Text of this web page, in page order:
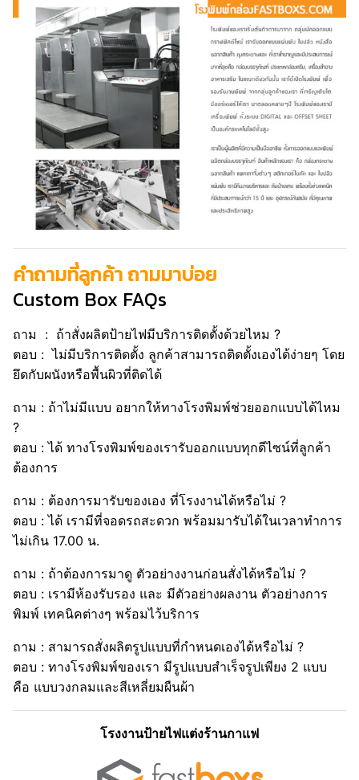
คำถามที่ลูกค้า ถามมาบ่อย
Custom Box FAQs
ถาม : ถ้าสั่งผลิตป้ายไฟมีบริการติดตั้งด้วยไหม ?
ตอบ : ไม่มีบริการติดตั้ง ลูกค้าสามารถติดตั้งเองได้ง่ายๆ โดย
ยึดกับผนังหรือพื้นผิวที่ติดได้
ถาม : ถ้าไม่มีแบบ อยากให้ทางโรงพิมพ์ช่วยออกแบบได้ไหม
?
ตอบ : ได้ ทางโรงพิมพ์ของเรารับออกแบบทุกดีไซน์ที่ลูกค้า
ต้องการ
ถาม : ต้องการมารับของเอง ที่โรงงานได้หรือไม่ ?
ตอบ : ได้ เรามีที่จอดรถสะดวก พร้อมมารับได้ในเวลาทำการ
ไม่เกิน 17.00 น.
ถาม : ถ้าต้องการมาดู ตัวอย่างงานก่อนสั่งได้หรือไม่ ?
ตอบ : เรามีห้องรับรอง และ มีตัวอย่างผลงาน ตัวอย่างการ
พิมพ์ เทคนิคต่างๆ พร้อมไว้บริการ
ถาม : สามารถสั่งผลิตรูปแบบที่กำหนดเองได้หรือไม่ ?
ตอบ : ทางโรงพิมพ์ของเรา มีรูปแบบสำเร็จรูปเพียง 2 แบบ
คือ แบบวงกลมและสีเหลี่ยมผืนผ้า
โรงงานป้ายไฟแต่งร้านกาแฟ